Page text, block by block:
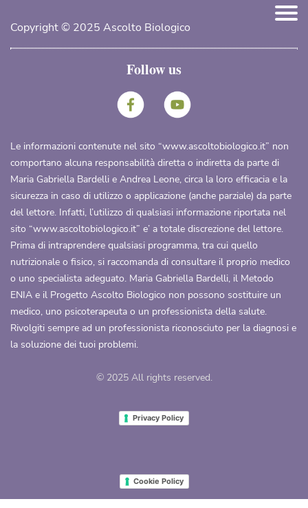
Copyright © 2025 Ascolto Biologico
Follow us
Le informazioni contenute nel sito “www.ascoltobiologico.it” non
comportano alcuna responsabilità diretta o indiretta da parte di
Maria Gabriella Bardelli e Andrea Leone, circa la loro efficacia e la
sicurezza in caso di utilizzo o applicazione (anche parziale) da parte
del lettore. Infatti, l’utilizzo di qualsiasi informazione riportata nel
sito “www.ascoltobiologico.it” e’ a totale discrezione del lettore.
Prima di intraprendere qualsiasi programma, tra cui quello
nutrizionale o fisico, si raccomanda di consultare il proprio medico
o uno specialista adeguato. Maria Gabriella Bardelli, il Metodo
ENIA e il Progetto Ascolto Biologico non possono sostituire un
medico, uno psicoterapeuta o un professionista della salute.
Rivolgiti sempre ad un professionista riconosciuto per la diagnosi e
la soluzione dei tuoi problemi.
© 2025 All rights reserved.
Privacy Policy
Cookie Policy